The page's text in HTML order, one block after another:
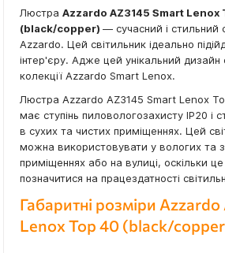
Люстра Azzardo AZ3145 Smart Lenox
(black/copper) — сучасний і стильний
Azzardo. Цей світильник ідеально
інтер'єру. Адже цей унікальний дизайн
колекції Azzardo Smart Lenox.
Люстра Azzardo AZ3145 Smart Lenox
має ступінь пиловологозахисту IP20 і
в сухих та чистих приміщеннях. Цей
можна використовувати у вологих та
приміщеннях або на вулиці, оскільки
позначитися на працездатності
Габаритні розміри
Lenox Top 40 (black/